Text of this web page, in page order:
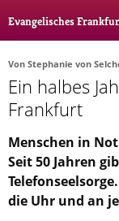
Evangelisches
Rubrik Ausgabe
Bücher & Filme
Ethik
Gott & Glauben
Von Stephanie von
Ein halbes
Frankfurt
Menschen in
Seit 50 Jahren
die Uhr und an